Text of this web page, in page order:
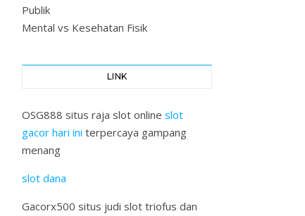
Publik
Mental vs Kesehatan Fisik
LINK
OSG888 situs raja slot online slot
gacor hari ini terpercaya gampang
menang
slot dana
Gacorx500 situs judi slot triofus dan